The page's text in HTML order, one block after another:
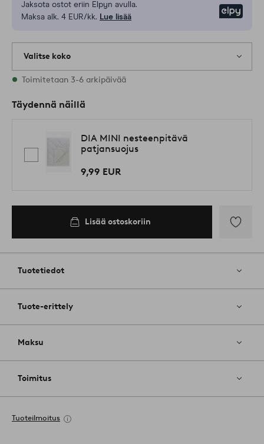
Jaksota ostot eriin Elpyn avulla.
Maksa alk. 4 EUR/kk. Lue lisää
Valitse koko
Varastossa on kaikkia kokoja
Toimitetaan 3-6 arkipäivää
Täydennä näillä
DIA MINI nesteenpitävä
patjansuojus
9,99 EUR
Lisää ostoskoriin
Tuotetiedot
Tuote-erittely
Maksu
Toimitus
Tuoteilmoitus